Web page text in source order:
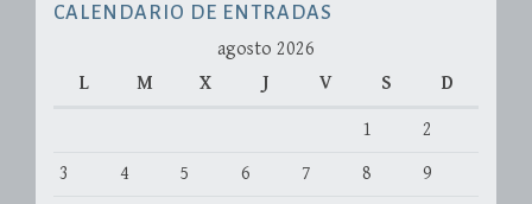
CALENDARIO DE ENTRADAS
agosto 2026
L
M X J V S D
1
2
3
4 5 6 7 8
9